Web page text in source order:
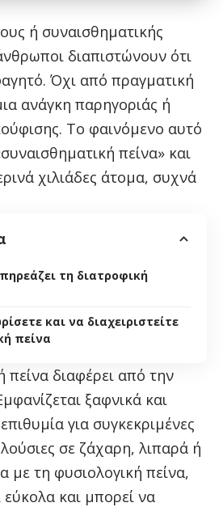
ή συναισθηματικής
διαπιστώνουν ότι
Όχι από πραγματική
ανάγκη παρηγοριάς ή
Το φαινόμενο αυτό
πείνα» και
χιλιάδες άτομα, συχνά
τη διατροφική
και να διαχειριστείτε
πείνα
πείνα διαφέρει από την
ξαφνικά και
για συγκεκριμένες
σε ζάχαρη, λιπαρά ή
με τη φυσιολογική πείνα,
εύκολα και μπορεί να